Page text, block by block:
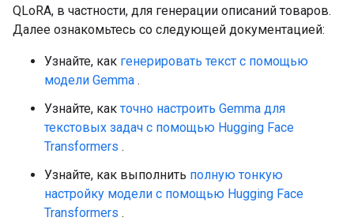
QLoRA, в частности, для генерации описаний товаров.
Далее ознакомьтесь со следующей документацией:
Узнайте, как генерировать текст с помощью
модели Gemma .
Узнайте, как точно настроить Gemma для
текстовых задач с помощью Hugging Face
Transformers .
Узнайте, как выполнить полную тонкую
настройку модели с помощью Hugging Face
Transformers .